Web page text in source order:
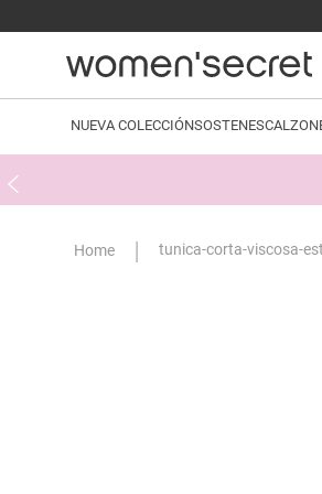
NUEVA COLECCIÓNSOSTENES
tunica-corta-viscosa-